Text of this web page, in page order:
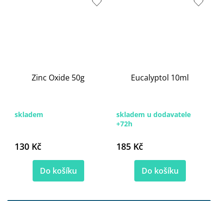
Zinc Oxide 50g
skladem
130 Kč
Do košíku
Eucalyptol 10ml
skladem u dodavatele
+72h
185 Kč
Do košíku